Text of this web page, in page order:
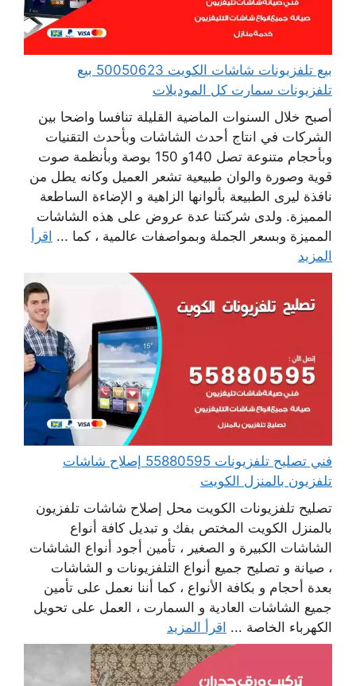
بيع تلفزيونات شاشات الكويت 50050623 بيع
تلفزيونات سمارت كل الموديلات
أصبح خلال السنوات الماضية القليلة تنافسا واضحا بين
الشركات في انتاج أحدث الشاشات وبأحدث التقنيات
وبأحجام متنوعة تصل 140و 150 بوصة وبأنظمة صوت
قوية وصورة والوان طبيعية تشعر العميل وكانه يطل من
نافذة ليرى الطبيعة بألوانها الزاهية و الإضاءة الساطعة
المميزة. ولدى شركتنا عدة عروض على هذه الشاشات
المميزة وبسعر الجملة وبمواصفات عالمية ، كما ... اقرأ
المزيد
فني تصليح تلفزيونات 55880595 إصلاح شاشات
تلفزيون بالمنزل الكويت
تصليح تلفزيونات الكويت محل إصلاح شاشات تلفزيون
بالمنزل الكويت المختص بفك و تبديل كافة أنواع
الشاشات الكبيرة و الصغير ، تأمين أجود أنواع الشاشات
، صيانة و تصليح جميع أنواع التلفزيونات و الشاشات
بعدة أحجام و بكافة الأنواع ، كما أننا نعمل على تأمين
جميع الشاشات العادية و السمارت ، العمل على تحويل
الكهرباء الخاصة ... اقرأ المزيد